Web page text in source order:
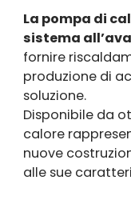
La pompa di
sistema
fornire
produzione di
soluzione.
Disponibile da
calore
nuove
alle sue